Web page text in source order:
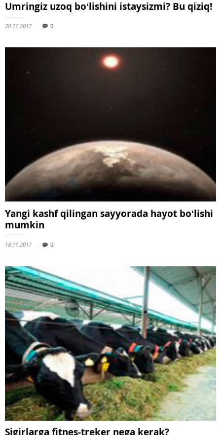
Umringiz uzoq boʻlishini istaysizmi? Bu qiziq!
20.11.2017 0
Yangi kashf qilingan sayyorada hayot boʻlishi
mumkin
18.11.2017 0
Sigirlarga fitnes-treker nega kerak?